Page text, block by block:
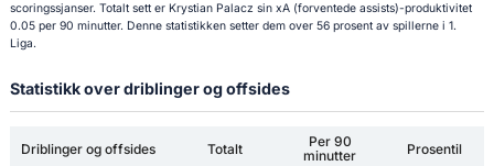
scoringssjanser. Totalt sett er Krystian Palacz sin xA (forventede assists)-produktivitet
0.05 per 90 minutter. Denne statistikken setter dem over 56 prosent av spillerne i 1.
Liga.
Statistikk over driblinger og offsides
Driblinger og offsides Totalt
Per 90
minutter
Prosentil